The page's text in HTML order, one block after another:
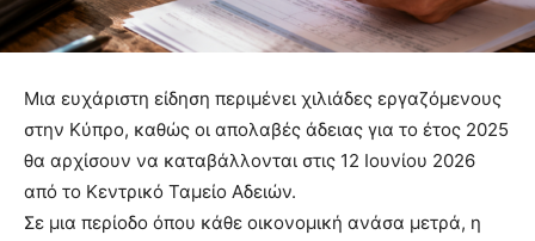
Μια ευχάριστη είδηση περιμένει χιλιάδες εργαζόμενους
στην Κύπρο, καθώς οι απολαβές άδειας για το έτος 2025
θα αρχίσουν να καταβάλλονται στις 12 Ιουνίου 2026
από το Κεντρικό Ταμείο Αδειών.
Σε μια περίοδο όπου κάθε οικονομική ανάσα μετρά, η